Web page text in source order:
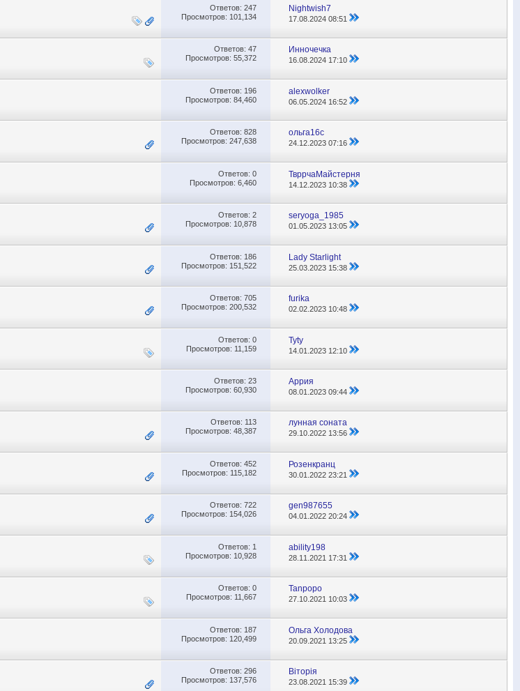
Ответов: 247
Просмотров: 101,134
Nightwish7
17.08.202408:51
Ответов: 47
Просмотров: 55,372
Инночечка
16.08.2024 17:10
Ответов: 196
Просмотров: 84,460
alexwolker
06.05.2024 16:52
Ответов: 828
Просмотров: 247,638
ольга16с
24.12.202307:16
Ответов: 0
Просмотров: 6,460
ТвррчаМайстерня
14.12.2023 10:38
Ответов: 2
Просмотров: 10,878
seryoga_1985
01.05.2023 13:05
Ответов: 186
Просмотров: 151,522
Lady Starlight
25.03.2023 15:38
Ответов: 705
Просмотров: 200,532
furika
02.02.2023 10:48
Ответов: 0
Просмотров: 11,159
Tyty
14.01.2023 12:10
Ответов: 23
Просмотров: 60,930
Аррия
08.01.202309:44
Ответов: 113
Просмотров: 48,387
лунная соната
29.10.202213:56
Ответов: 452
Просмотров: 115,182
Розенкранц
30.01.202223:21
Ответов: 722
Просмотров: 154,026
gen987655
04.01.202220:24
Ответов: 1
Просмотров: 10,928
ability198
28.11.2021 17:31
Ответов: 0
Просмотров: 11,667
Tanpopo
27.10.2021 10:03
Ответов: 187
Просмотров: 120,499
Ольга Холодова
20.09.2021 13:25
Ответов: 296
Просмотров: 137,576
Віторія
23.08.2021 15:39